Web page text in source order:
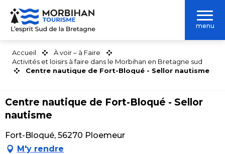
Aller
contenu
menu
Accueil
À voir – à Faire
Activités et loisirs à faire dans le Morbihan en Bretagne sud
Centre nautique de Fort-Bloqué - Sellor nautisme
Centre nautique de Fort-Bloqué - Sellor
nautisme
Fort-Bloqué, 56270 Ploemeur
M'y rendre